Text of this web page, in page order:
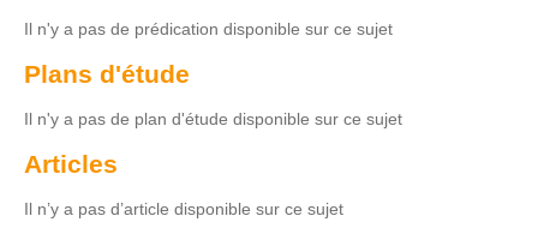
Il n'y a pas de prédication disponible sur ce sujet
Plans d'étude
Il n'y a pas de plan d'étude disponible sur ce sujet
Articles
Il n’y a pas d’article disponible sur ce sujet